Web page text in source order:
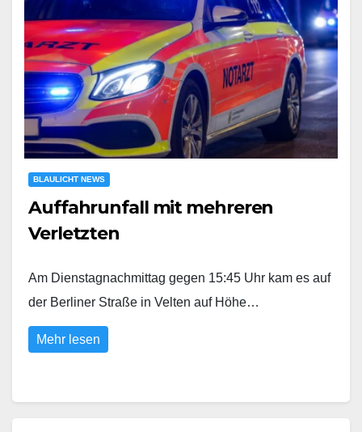
BLAULICHT NEWS
Auffahrunfall mit mehreren
Verletzten
Am Dienstagnachmittag gegen 15:45 Uhr kam es auf
der Berliner Straße in Velten auf Höhe…
Mehr lesen